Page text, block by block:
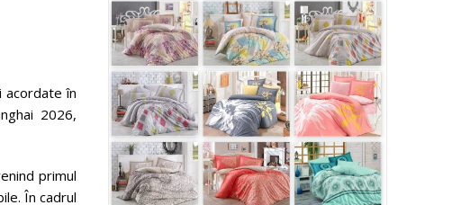
acordate în
2026,
primul
În cadrul